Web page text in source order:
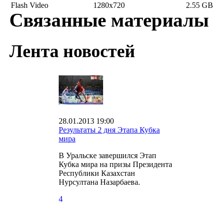
Flash Video
1280x720 2.55 GB
Связанные материалы
Лента новостей
28.01.2013 19:00
Результаты 2 дня Этапа Кубка
мира
В Уральске завершился Этап
Кубка мира на призы Президента
Республики Казахстан
Нурсултана Назарбаева.
4